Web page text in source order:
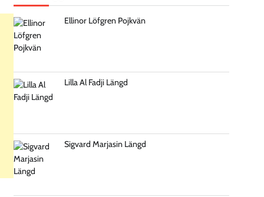
Ellinor Löfgren Pojkvän
Lilla Al Fadji Längd
Sigvard Marjasin Längd